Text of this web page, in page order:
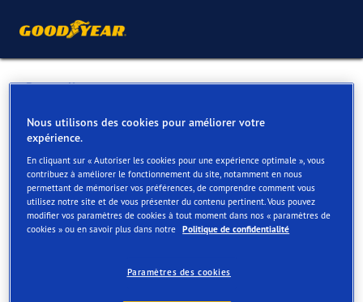
Retour liste
AUTO 5 (00509)
Services disponibles en ligne et en magasin
Contact Services
Nous utilisons des cookies pour améliorer votre
expérience.
En cliquant sur « Autoriser les cookies pour une expérience optimale », vous
contribuez à améliorer le fonctionnement du site, notamment en nous
permettant de mémoriser vos préférences, de comprendre comment vous
utilisez notre site et de vous présenter du contenu pertinent. Vous pouvez
modifier vos paramètres de cookies à tout moment dans nos « paramètres de
cookies » ou en savoir plus dans notre Politique de confidentialité
Paramètres des cookies